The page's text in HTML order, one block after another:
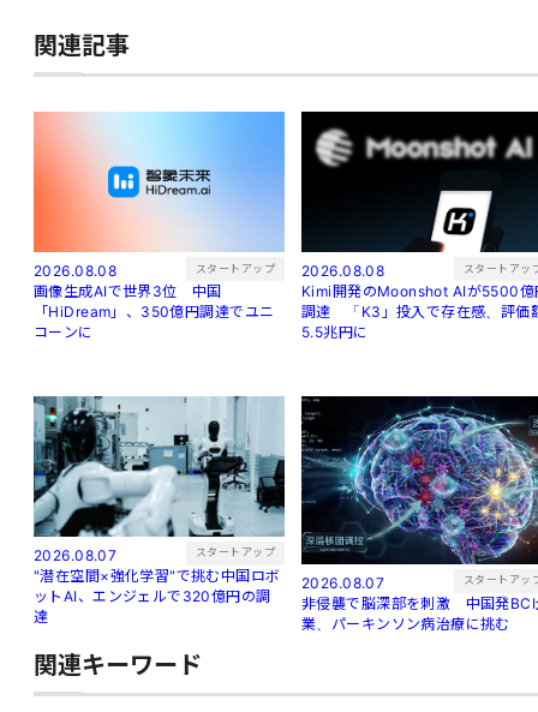
関連記事
2026.08.08 スタートアップ
画像生成AIで世界3位 中国
「HiDream」、350億円調達でユニ
コーンに
2026.08.08 スタートアッ
Kimi開発のMoonshot AIが5500億
調達 「K3」投入で存在感、評価
5.5兆円に
2026.08.07 スタートアップ
"潜在空間×強化学習"で挑む中国ロボ
ットAI、エンジェルで320億円の調
達
2026.08.07 スタートアッ
非侵襲で脳深部を刺激 中国発BCI
業、パーキンソン病治療に挑む
関連キーワード